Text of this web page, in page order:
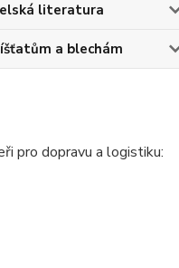
literatura
a blechám
pro dopravu a logistiku: